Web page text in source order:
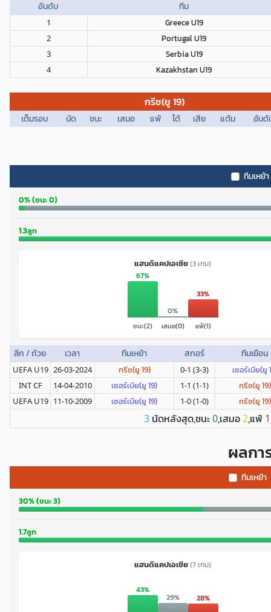
อันดับ ทีม
1 Greece U19
2 Portugal U19
3 Serbia U19
4 Kazakhstan U19
กรีซ(ยู 19)
เต็มรอบ นัด ชนะ เสมอ แพ้ ได้ เสีย แต้ม อันดั
ทีมเหย้า
0% (ชนะ 0)
1.3ลูก
แฮนดิแคปเอเชีย(3 เกม)
67%
ชนะ(2)
0%
เสมอ(0)
33%
แพ้(1)
ลีก / ถ้วย เวลา ทีมเหย้า สกอร์ ทีมเยือน
UEFA U19 26-03-2024 กรีซ(ยู 19) 0-1 (3-3) เซอร์เบีย(ยู
INT CF 14-04-2010 เซอร์เบีย(ยู 19) 1-1 (1-1) กรีซ(ยู 19)
UEFA U19 11-10-2009 เซอร์เบีย(ยู 19) 1-0 (1-0) กรีซ(ยู 19)
3 นัดหลังสุด,ชนะ0,เสมอ2,แพ้ 1
ผลก
ทีมเหย้า
30% (ชนะ 3)
1.7ลูก
แฮนดิแคปเอเชีย(7 เกม)
43%
29% 28%